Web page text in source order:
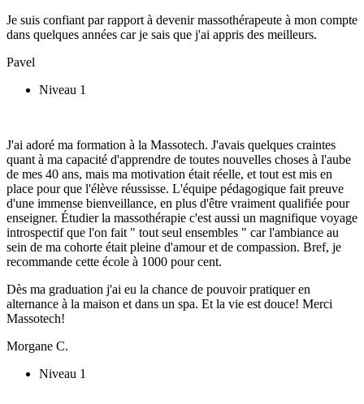
Je suis confiant par rapport à devenir massothérapeute à mon compte
dans quelques années car je sais que j'ai appris des meilleurs.
Pavel
Niveau 1
J'ai adoré ma formation à la Massotech. J'avais quelques craintes
quant à ma capacité d'apprendre de toutes nouvelles choses à l'aube
de mes 40 ans, mais ma motivation était réelle, et tout est mis en
place pour que l'élève réussisse. L'équipe pédagogique fait preuve
d'une immense bienveillance, en plus d'être vraiment qualifiée pour
enseigner. Étudier la massothérapie c'est aussi un magnifique voyage
introspectif que l'on fait " tout seul ensembles " car l'ambiance au
sein de ma cohorte était pleine d'amour et de compassion. Bref, je
recommande cette école à 1000 pour cent.
Dès ma graduation j'ai eu la chance de pouvoir pratiquer en
alternance à la maison et dans un spa. Et la vie est douce! Merci
Massotech!
Morgane C.
Niveau 1